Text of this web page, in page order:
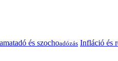
és szochoadózás Infláció és